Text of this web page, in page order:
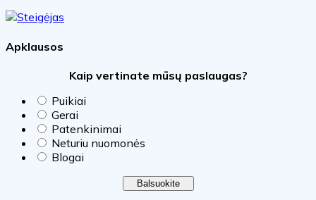
Apklausos
Kaip vertinate mūsų paslaugas?
Puikiai
Gerai
Patenkinimai
Neturiu nuomonės
Blogai